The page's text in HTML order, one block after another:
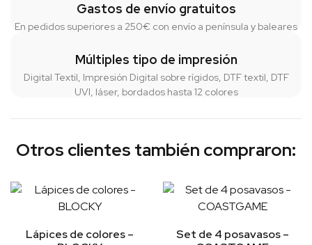
Gastos de envío gratuitos
En pedidos superiores a 250€ con envío a península y baleares
Múltiples tipo de impresión
Digital Textil, Impresión Digital sobre rígidos, DTF textil, DTF
UVI, láser, bordados hasta 12 colores
Otros clientes también compraron:
Lápices de colores –
Set de 4 posavasos –